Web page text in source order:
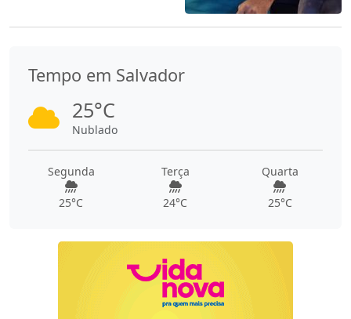
Tempo em Salvador
25°C
Nublado
Segunda
25°C
Terça
24°C
Quarta
25°C